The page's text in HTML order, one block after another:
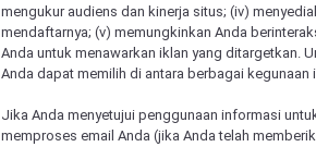
mengukur audiens dan kinerja situs; (iv)
mendaftarnya; (v) memungkinkan Anda
Anda untuk menawarkan iklan yang ditargetkan.
Anda dapat memilih di antara berbagai
Jika Anda menyetujui penggunaan informasi
memproses email Anda (jika Anda telah